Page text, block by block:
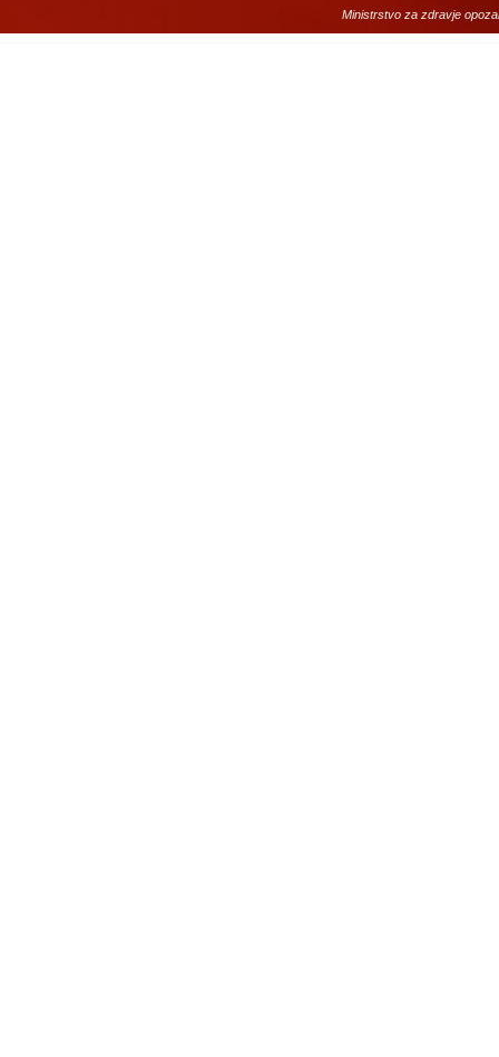
Ministrstvo za zdravje